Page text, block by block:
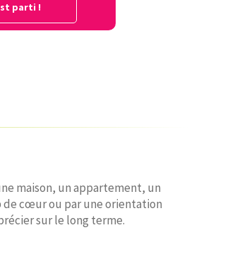
parti !
maison, un appartement, un
de cœur ou par une orientation
sur le long terme.